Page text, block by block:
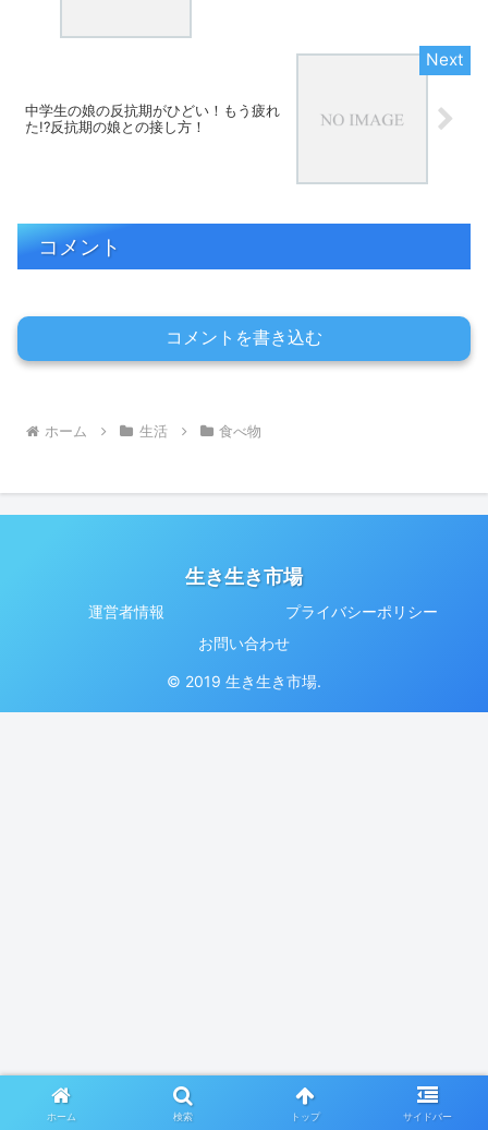
中学生の娘の反抗期がひどい！もう疲れ
た!?反抗期の娘との接し方！
コメント
コメントを書き込む
ホーム 生活 食べ物
生き生き市場
運営者情報
プライバシーポリシー
お問い合わせ
© 2019 生き生き市場.
ホーム 検索 トップ サイドバー